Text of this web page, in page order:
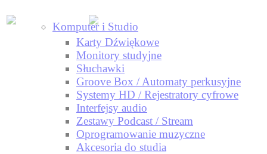
Komputer i Studio
Karty Dźwiękowe
Monitory studyjne
Słuchawki
Groove Box / Automaty perkusyjne
Systemy HD / Rejestratory cyfrowe
Interfejsy audio
Zestawy Podcast / Stream
Oprogramowanie muzyczne
Akcesoria do studia